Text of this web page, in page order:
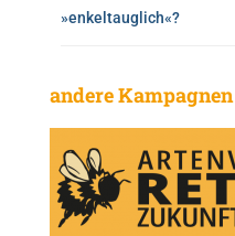
»enkeltauglich«?
andere Kampagnen